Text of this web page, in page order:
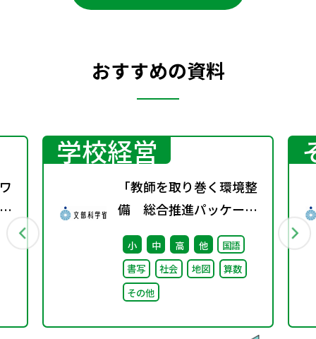
おすすめの資料
学校経営
「教師を取り巻く環境整
備 総合推進パッケー
ジ」取りまとめ
小 中 高 他
国語
書写
社会 地図
算数
その他